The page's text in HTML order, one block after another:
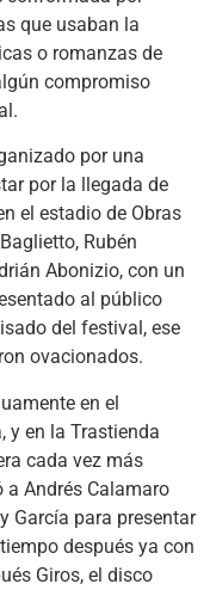
que usaban la
o romanzas de
compromiso
por una
por la llegada de
el estadio de Obras
Rubén
Abonizio, con un
al público
del festival, ese
ovacionados.
en el
y en la Trastienda
cada vez más
a Andrés Calamaro
García para presentar
después ya con
Giros, el disco